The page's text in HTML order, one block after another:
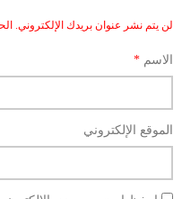
لن يتم نشر عنوان بريدك الإلكتروني.
الاسم *
الموقع الإلكتروني